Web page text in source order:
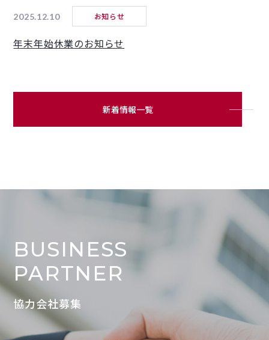
2025.12.10 お知らせ
年末年始休業のお知らせ
新着情報一覧
BUSINESS
PARTNER
協力会社募集